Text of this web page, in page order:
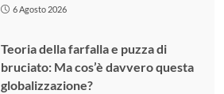
6 Agosto 2026
Teoria della farfalla e puzza di
bruciato: Ma cos’è davvero questa
globalizzazione?